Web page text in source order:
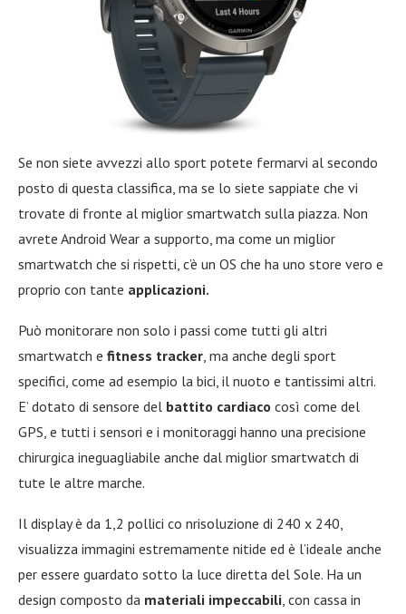
Se non siete avvezzi allo sport potete fermarvi al secondo
posto di questa classifica, ma se lo siete sappiate che vi
trovate di fronte al miglior smartwatch sulla piazza. Non
avrete Android Wear a supporto, ma come un miglior
smartwatch che si rispetti, c’è un OS che ha uno store vero e
proprio con tante applicazioni.
Può monitorare non solo i passi come tutti gli altri
smartwatch e fitness tracker , ma anche degli sport
specifici, come ad esempio la bici, il nuoto e tantissimi altri.
E’ dotato di sensore del battito cardiaco così come del
GPS, e tutti i sensori e i monitoraggi hanno una precisione
chirurgica ineguagliabile anche dal miglior smartwatch di
tute le altre marche.
Il display è da 1,2 pollici co nrisoluzione di 240 x 240,
visualizza immagini estremamente nitide ed è l’ideale anche
per essere guardato sotto la luce diretta del Sole. Ha un
design composto da materiali impeccabili , con cassa in